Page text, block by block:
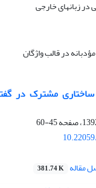
در قالب واژگان
مشترک در
45-60
مقاله 381.74 K